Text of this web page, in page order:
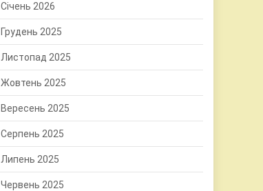
Січень 2026
Грудень 2025
Листопад 2025
Жовтень 2025
Вересень 2025
Серпень 2025
Липень 2025
Червень 2025